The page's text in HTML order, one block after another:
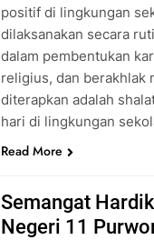
positif di lingkungan
dilaksanakan secara
dalam pembentukan
religius, dan berakhlak
diterapkan adalah
hari di lingkungan
Read More
Semangat
Negeri 11